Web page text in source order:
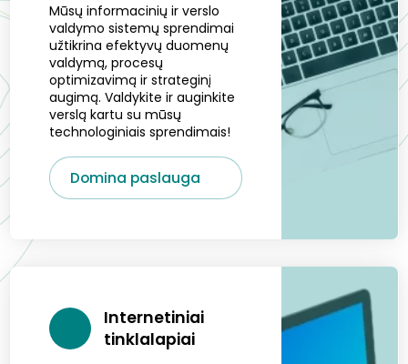
Mūsų informacinių ir verslo
valdymo sistemų sprendimai
užtikrina efektyvų duomenų
valdymą, procesų
optimizavimą ir strateginį
augimą. Valdykite ir auginkite
verslą kartu su mūsų
technologiniais sprendimais!
Domina paslauga
Internetiniai
tinklalapiai